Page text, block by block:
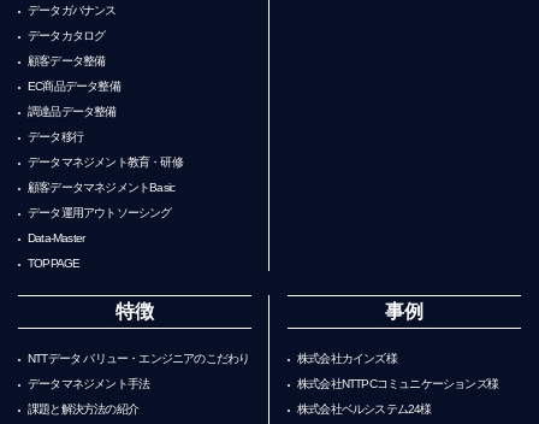
データガバナンス
データカタログ
顧客データ整備
EC商品データ整備
調達品データ整備
データ移行
データマネジメント教育・研修
顧客データマネジメントBasic
データ運用アウトソーシング
Data-Master
TOPPAGE
特徴
NTTデータ バリュー・エンジニアのこだわり
データマネジメント手法
課題と解決方法の紹介
事例
株式会社カインズ様
株式会社NTTPCコミュニケーションズ様
株式会社ベルシステム24様